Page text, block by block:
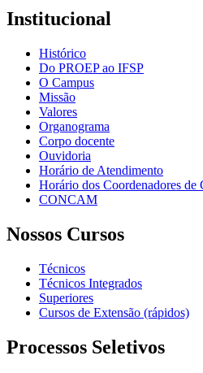
Institucional
Histórico
Do PROEP ao IFSP
O Campus
Missão
Valores
Organograma
Corpo docente
Ouvidoria
Horário de Atendimento
Horário dos Coordenadores de
CONCAM
Nossos Cursos
Técnicos
Técnicos Integrados
Superiores
Cursos de Extensão (rápidos)
Processos Seletivos